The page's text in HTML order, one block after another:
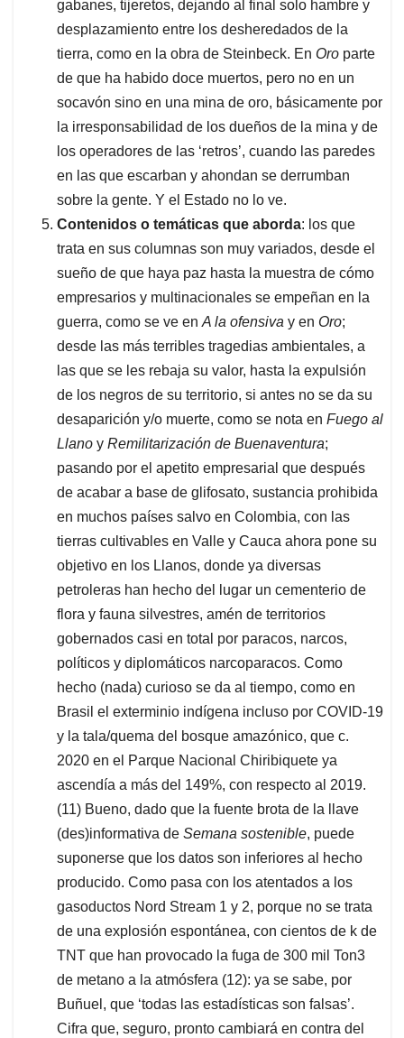
gabanes, tijeretos, dejando al final solo hambre y
desplazamiento entre los desheredados de la
tierra, como en la obra de Steinbeck. En Oro parte
de que ha habido doce muertos, pero no en un
socavón sino en una mina de oro, básicamente por
la irresponsabilidad de los dueños de la mina y de
los operadores de las ‘retros’, cuando las paredes
en las que escarban y ahondan se derrumban
sobre la gente. Y el Estado no lo ve.
Contenidos o temáticas que aborda: los que
trata en sus columnas son muy variados, desde el
sueño de que haya paz hasta la muestra de cómo
empresarios y multinacionales se empeñan en la
guerra, como se ve en A la ofensiva y en Oro;
desde las más terribles tragedias ambientales, a
las que se les rebaja su valor, hasta la expulsión
de los negros de su territorio, si antes no se da su
desaparición y/o muerte, como se nota en Fuego al
Llano y Remilitarización de Buenaventura;
pasando por el apetito empresarial que después
de acabar a base de glifosato, sustancia prohibida
en muchos países salvo en Colombia, con las
tierras cultivables en Valle y Cauca ahora pone su
objetivo en los Llanos, donde ya diversas
petroleras han hecho del lugar un cementerio de
flora y fauna silvestres, amén de territorios
gobernados casi en total por paracos, narcos,
políticos y diplomáticos narcoparacos. Como
hecho (nada) curioso se da al tiempo, como en
Brasil el exterminio indígena incluso por COVID-19
y la tala/quema del bosque amazónico, que c.
2020 en el Parque Nacional Chiribiquete ya
ascendía a más del 149%, con respecto al 2019.
(11) Bueno, dado que la fuente brota de la llave
(des)informativa de Semana sostenible, puede
suponerse que los datos son inferiores al hecho
producido. Como pasa con los atentados a los
gasoductos Nord Stream 1 y 2, porque no se trata
de una explosión espontánea, con cientos de k de
TNT que han provocado la fuga de 300 mil Ton3
de metano a la atmósfera (12): ya se sabe, por
Buñuel, que ‘todas las estadísticas son falsas’.
Cifra que, seguro, pronto cambiará en contra del